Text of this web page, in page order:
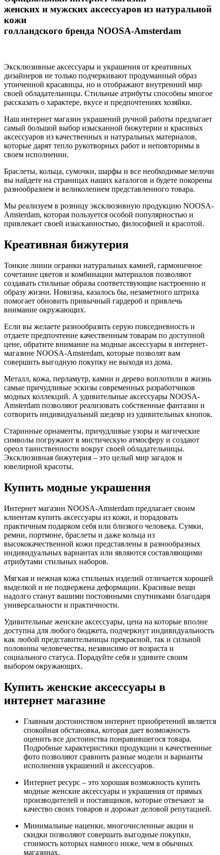
женских и мужских аксессуаров из натуральной
кожи
голландского бренда NOOSA-Amsterdam
Эксклюзивные аксессуары и украшения от креативных
дизайнеров не только подчеркивают продуманный образ
утонченной красавицы, но и отображают внутренний мир
своей обладательницы. Стильные атрибуты способны многое
рассказать о характере, вкусе и предпочтениях хозяйки.
Наш интернет магазин украшений ручной работы предлагает
самый большой выбор изысканной бижутерии и красивых
аксессуаров из качественных и натуральных материалов,
которые дарят тепло рукотворных работ и неповторимы в
своем исполнении.
Браслеты, кольца, сумочки, шарфы и все необходимые мелочи
вы найдете на страницах наших каталогов и будете покорены
разнообразием и великолепием представленного товара.
Мы реализуем в розницу эксклюзивную продукцию NOOSA-
Amsterdam, которая пользуется особой популярностью и
привлекает своей изысканностью, философией и красотой.
Креативная бижутерия
Тонкие линии огранки натуральных камней, гармоничное
сочетание цветов и комбинации материалов позволяют
создавать стильные образы соответствующие настроению и
образу жизни. Новизна, казалось бы, незаметного штриха
помогает обновить привычный гардероб и привлечь
внимание окружающих.
Если вы желаете разнообразить серую повседневность и
отдаете предпочтение качественным товарам по доступной
цене, обратите внимание на модные аксессуары в интернет-
магазине NOOSA-Amsterdam, которые позволят вам
совершить выгодную покупку не выходя из дома.
Металл, кожа, перламутр, камни и дерево воплотили в жизнь
самые причудливые эскизы современных разработчиков
модных коллекций. А удивительные аксессуары NOOSA-
Amsterdam позволяют реализовать собственные фантазии и
сотворить индивидуальный шедевр из удивительных кнопок.
Старинные орнаменты, причудливые узоры и магические
символы погружают в мистическую атмосферу и создают
ореол таинственности вокруг своей обладательницы.
Эксклюзивная бижутерия – это целый мир загадок и
ювелирной красоты.
Купить модные украшения
Интернет магазин NOOSA-Amsterdam предлагает своим
клиентам купить аксессуары из кожи, и порадовать
практичным подарком себя или близкого человека. Сумки,
ремни, портмоне, браслеты и даже кольца из
высококачественной кожи представлены в разнообразных
индивидуальных вариантах или являются составляющими
атрибутами стильных наборов.
Мягкая и нежная кожа стильных изделий отличается хорошей
выделкой и не подвержена деформации. Красивые вещи
надолго станут вашими постоянными спутниками благодаря
универсальности и практичности.
Удивительные женские аксессуары, цена на которые вполне
доступна для любого бюджета, подчеркнут индивидуальность
как любой представительницы прекрасной, так и сильной
половины человечества, независимо от возраста и
социального статуса. Порадуйте себя и удивите своим
выбором окружающих.
Купить женские аксессуары в
интернет магазине
Главным достоинством интернет приобретений является
спокойная обстановка, которая дает возможность
оценить все достоинства понравившегося товара.
Подробные характеристики продукции и качественные
фото позволяют сравнить разные модели и варианты
исполнения украшений и аксессуаров.
Интернет ресурс – это хорошая возможность купить
модные женские аксессуары и украшения от прямых
производителей и поставщиков, которые отвечают за
качество своих товаров и дорожат деловой репутацией.
Минимальные наценки, многочисленные акции и
скидки позволяют совершать выгодные покупки,
стоимость которых намного ниже, чем в обычных
магазинах.